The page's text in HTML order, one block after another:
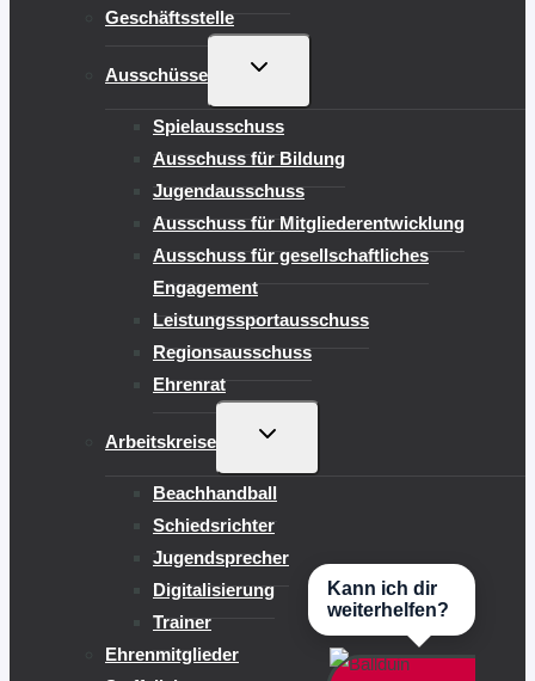
Kann ich dir
weiterhelfen?
Geschäftsstelle
Ausschüsse
UNTERMENÜ
Spielausschuss
Ausschuss für Bildung
Jugendausschuss
Ausschuss für Mitgliederentwicklung
Ausschuss für gesellschaftliches
Engagement
Leistungssportausschuss
Regionsausschuss
Ehrenrat
Arbeitskreise
UNTERMENÜ
Beachhandball
Schiedsrichter
Jugendsprecher
Digitalisierung
Trainer
Ehrenmitglieder